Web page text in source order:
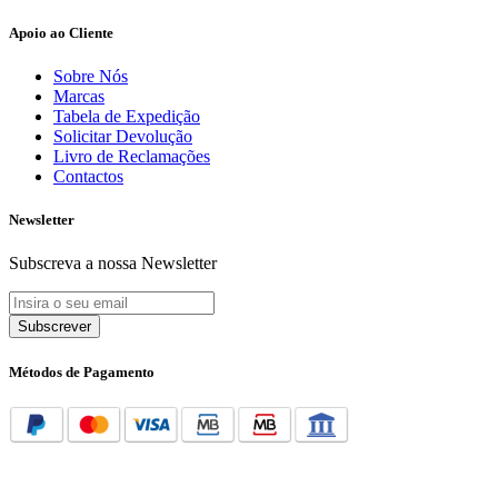
Apoio ao Cliente
Sobre Nós
Marcas
Tabela de Expedição
Solicitar Devolução
Livro de Reclamações
Contactos
Newsletter
Subscreva a nossa Newsletter
Subscrever
Métodos de Pagamento